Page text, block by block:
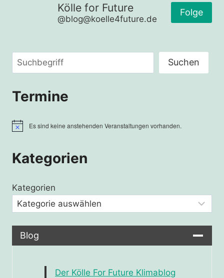
Kölle for Future
@blog@koelle4future.de
Folge
Suchen Suchen
Termine
HinweisEs sind keine anstehenden Veranstaltungen vorhanden.
Kategorien
Kategorien
Blog
Der Kölle For Future Klimablog